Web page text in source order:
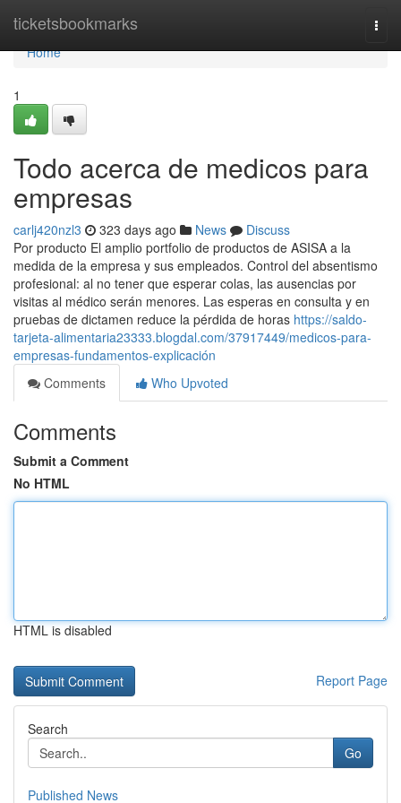
ticketsbookmarks
Home
Home
1
Todo acerca de medicos para
empresas
carlj420nzl3 323 days ago News
Discuss
Por producto El amplio portfolio de productos de ASISA a la
medida de la empresa y sus empleados. Control del absentismo
profesional: al no tener que esperar colas, las ausencias por
visitas al médico serán menores. Las esperas en consulta y en
pruebas de dictamen reduce la pérdida de horas https://saldo-
tarjeta-alimentaria23333.blogdal.com/37917449/medicos-para-
empresas-fundamentos-explicación
Comments
Who Upvoted
Comments
Submit a Comment
No HTML
HTML is disabled
Report Page
Search
Go
Published News